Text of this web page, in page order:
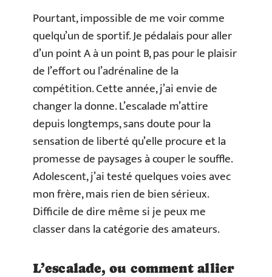
Pourtant, impossible de me voir comme
quelqu’un de sportif. Je pédalais pour aller
d’un point A à un point B, pas pour le plaisir
de l’effort ou l’adrénaline de la
compétition. Cette année, j’ai envie de
changer la donne. L’escalade m’attire
depuis longtemps, sans doute pour la
sensation de liberté qu’elle procure et la
promesse de paysages à couper le souffle.
Adolescent, j’ai testé quelques voies avec
mon frère, mais rien de bien sérieux.
Difficile de dire même si je peux me
classer dans la catégorie des amateurs.
L’escalade, ou comment allier